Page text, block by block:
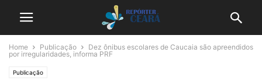
Home Publicação
Dez ônibus escolares de Caucaia são apreendidos
por irregularidades, informa PRF
Publicação